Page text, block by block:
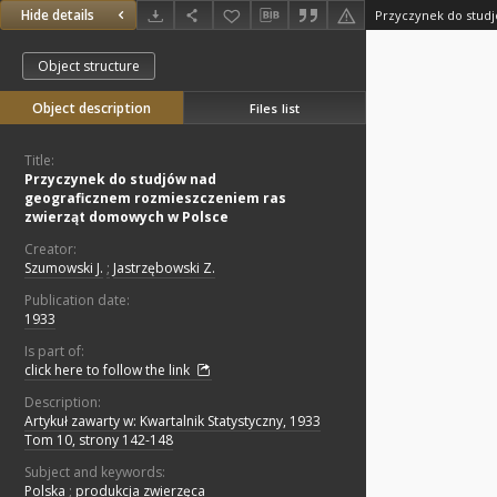
Hide details
Object structure
Object description Files list
Title:
Przyczynek do studjów nad
geograficznem rozmieszczeniem ras
zwierząt domowych w Polsce
Creator:
Szumowski J. ; Jastrzębowski Z.
Publication date:
1933
Is part of:
click here to follow the link
Description:
Artykuł zawarty w: Kwartalnik Statystyczny, 1933
Tom 10, strony 142-148
Subject and keywords:
Polska ; produkcja zwierzęca